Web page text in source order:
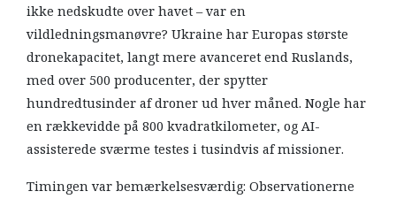
ikke nedskudte over havet – var en
vildledningsmanøvre? Ukraine har Europas største
dronekapacitet, langt mere avanceret end Ruslands,
med over 500 producenter, der spytter
hundredtusinder af droner ud hver måned. Nogle har
en rækkevidde på 800 kvadratkilometer, og AI-
assisterede sværme testes i tusindvis af missioner.
Timingen var bemærkelsesværdig: Observationerne